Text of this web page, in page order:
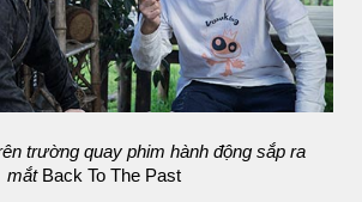
trường quay phim hành động sắp ra
mắt Back To The Past